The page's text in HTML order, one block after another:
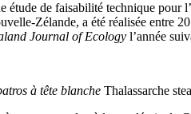
étude de faisabilité technique pour
Zélande, a été réalisée entre
Journal of Ecology l’année
à tête blanche Thalassarche